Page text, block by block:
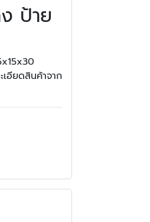
ป้าย
อียดสินค้าจาก